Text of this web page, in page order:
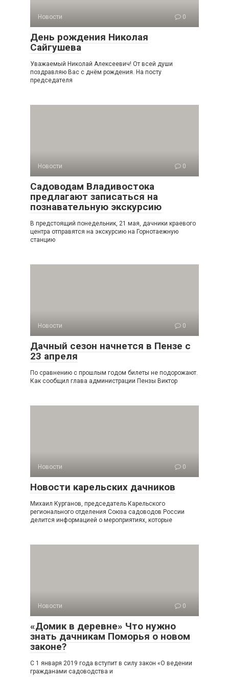
Новости 0
День рождения Николая
Сайгушева
Уважаемый Николай Алексеевич! От всей души
поздравляю Вас с днём рождения. На посту
председателя
Новости 0
Садоводам Владивостока
предлагают записаться на
познавательную экскурсию
В предстоящий понедельник, 21 мая, дачники краевого
центра отправятся на экскурсию на Горнотаежную
станцию
Новости 0
Дачный сезон начнется в Пензе с
23 апреля
По сравнению с прошлым годом билеты не подорожают.
Как сообщил глава администрации Пензы Виктор
Новости 0
Новости карельских дачников
Михаил Курганов, председатель Карельского
регионального отделения Союза садоводов России
делится информацией о мероприятиях, которые
Новости 0
«Домик в деревне» Что нужно
знать дачникам Поморья о новом
законе?
С 1 января 2019 года вступит в силу закон «О ведении
гражданами садоводства и